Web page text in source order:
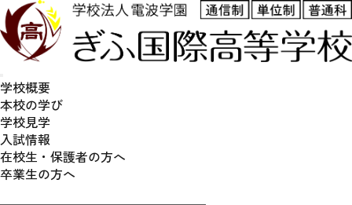
学校概要
本校の学び
学校見学
入試情報
在校生・保護者の方へ
卒業生の方へ